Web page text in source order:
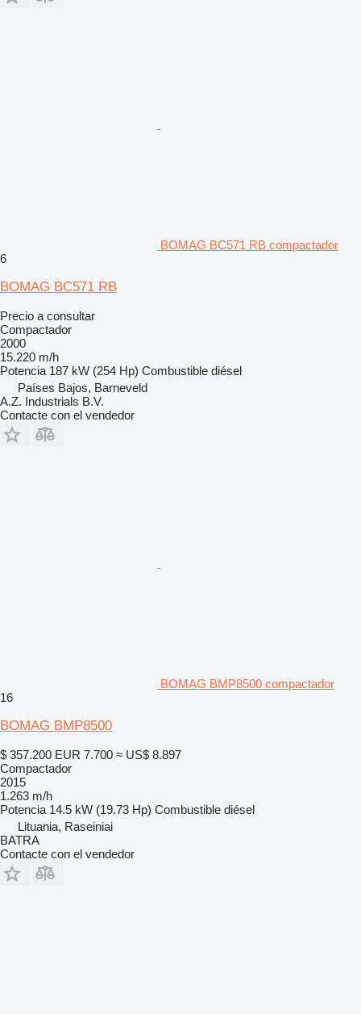
BOMAG BC571 RB compactador
6
BOMAG BC571 RB
Precio a consultar
Compactador
2000
15.220 m/h
Potencia 187 kW (254 Hp) Combustible diésel
Países Bajos, Barneveld
A.Z. Industrials B.V.
Contacte con el vendedor
BOMAG BMP8500 compactador
16
BOMAG BMP8500
$ 357.200 EUR 7.700 ≈ US$ 8.897
Compactador
2015
1.263 m/h
Potencia 14.5 kW (19.73 Hp) Combustible diésel
Lituania, Raseiniai
BATRA
Contacte con el vendedor